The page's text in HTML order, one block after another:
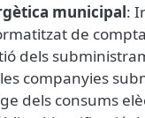
municipal:
de
dels
companyies
dels consums